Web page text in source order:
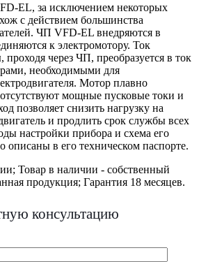
EL, за исключением некоторых
с действием большинства
ЧП VFD-EL внедряются в
к электромотору. Ток
проходя через ЧП, преобразуется в ток
необходимыми для
Мотор плавно
мощные пусковые токи и
позволяет снизить нагрузку на
и продлить срок службы всех
настройки прибора и схема его
описаны в его техническом паспорте.
Товар в наличии - собственный
продукция; Гарантия 18 месяцев.
консультацию